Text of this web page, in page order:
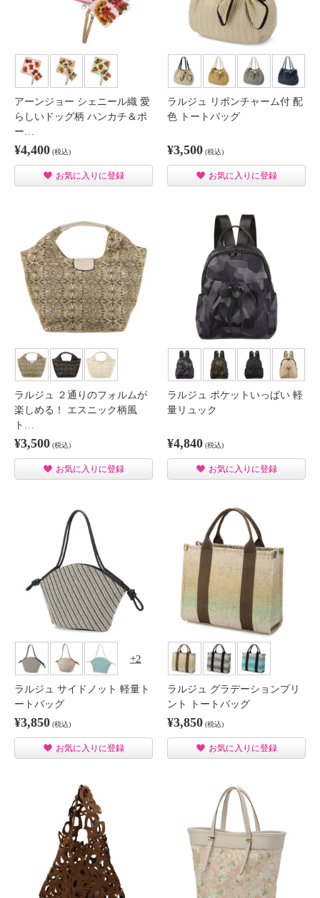
アーンジョー シェニール織 愛
らしいドッグ柄 ハンカチ＆ポ
ー…
¥4,400 (税込)
お気に入りに登録
ラルジュ リボンチャーム付 配
色 トートバッグ
¥3,500 (税込)
お気に入りに登録
ラルジュ ２通りのフォルムが
楽しめる！ エスニック柄風
ト…
¥3,500 (税込)
お気に入りに登録
ラルジュ ポケットいっぱい 軽
量リュック
¥4,840 (税込)
お気に入りに登録
2
ラルジュ サイドノット 軽量ト
ートバッグ
¥3,850 (税込)
お気に入りに登録
ラルジュ グラデーションプリ
ント トートバッグ
¥3,850 (税込)
お気に入りに登録